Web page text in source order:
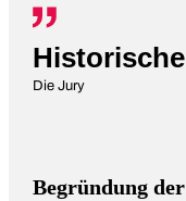
Die Jury
Begründung